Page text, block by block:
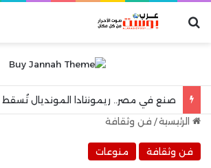
بحث عن
الرئيسية/ فن وثقافة
فن وثقافة منوعات